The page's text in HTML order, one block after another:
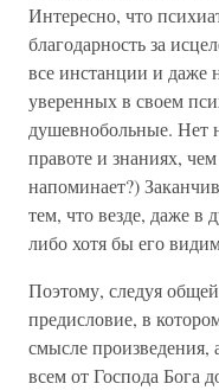
Интересно, что
благодарность за
все инстанции и даже
уверенных в своем
душевнобольные. Нет
правоте и знаниях,
напоминает?)
тем, что везде, даже в
либо хотя бы его
Поэтому, следуя
предисловие, в
смысле произведения,
всем от Господа Бога